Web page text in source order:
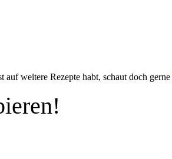
weitere Rezepte habt, schaut doch gerne